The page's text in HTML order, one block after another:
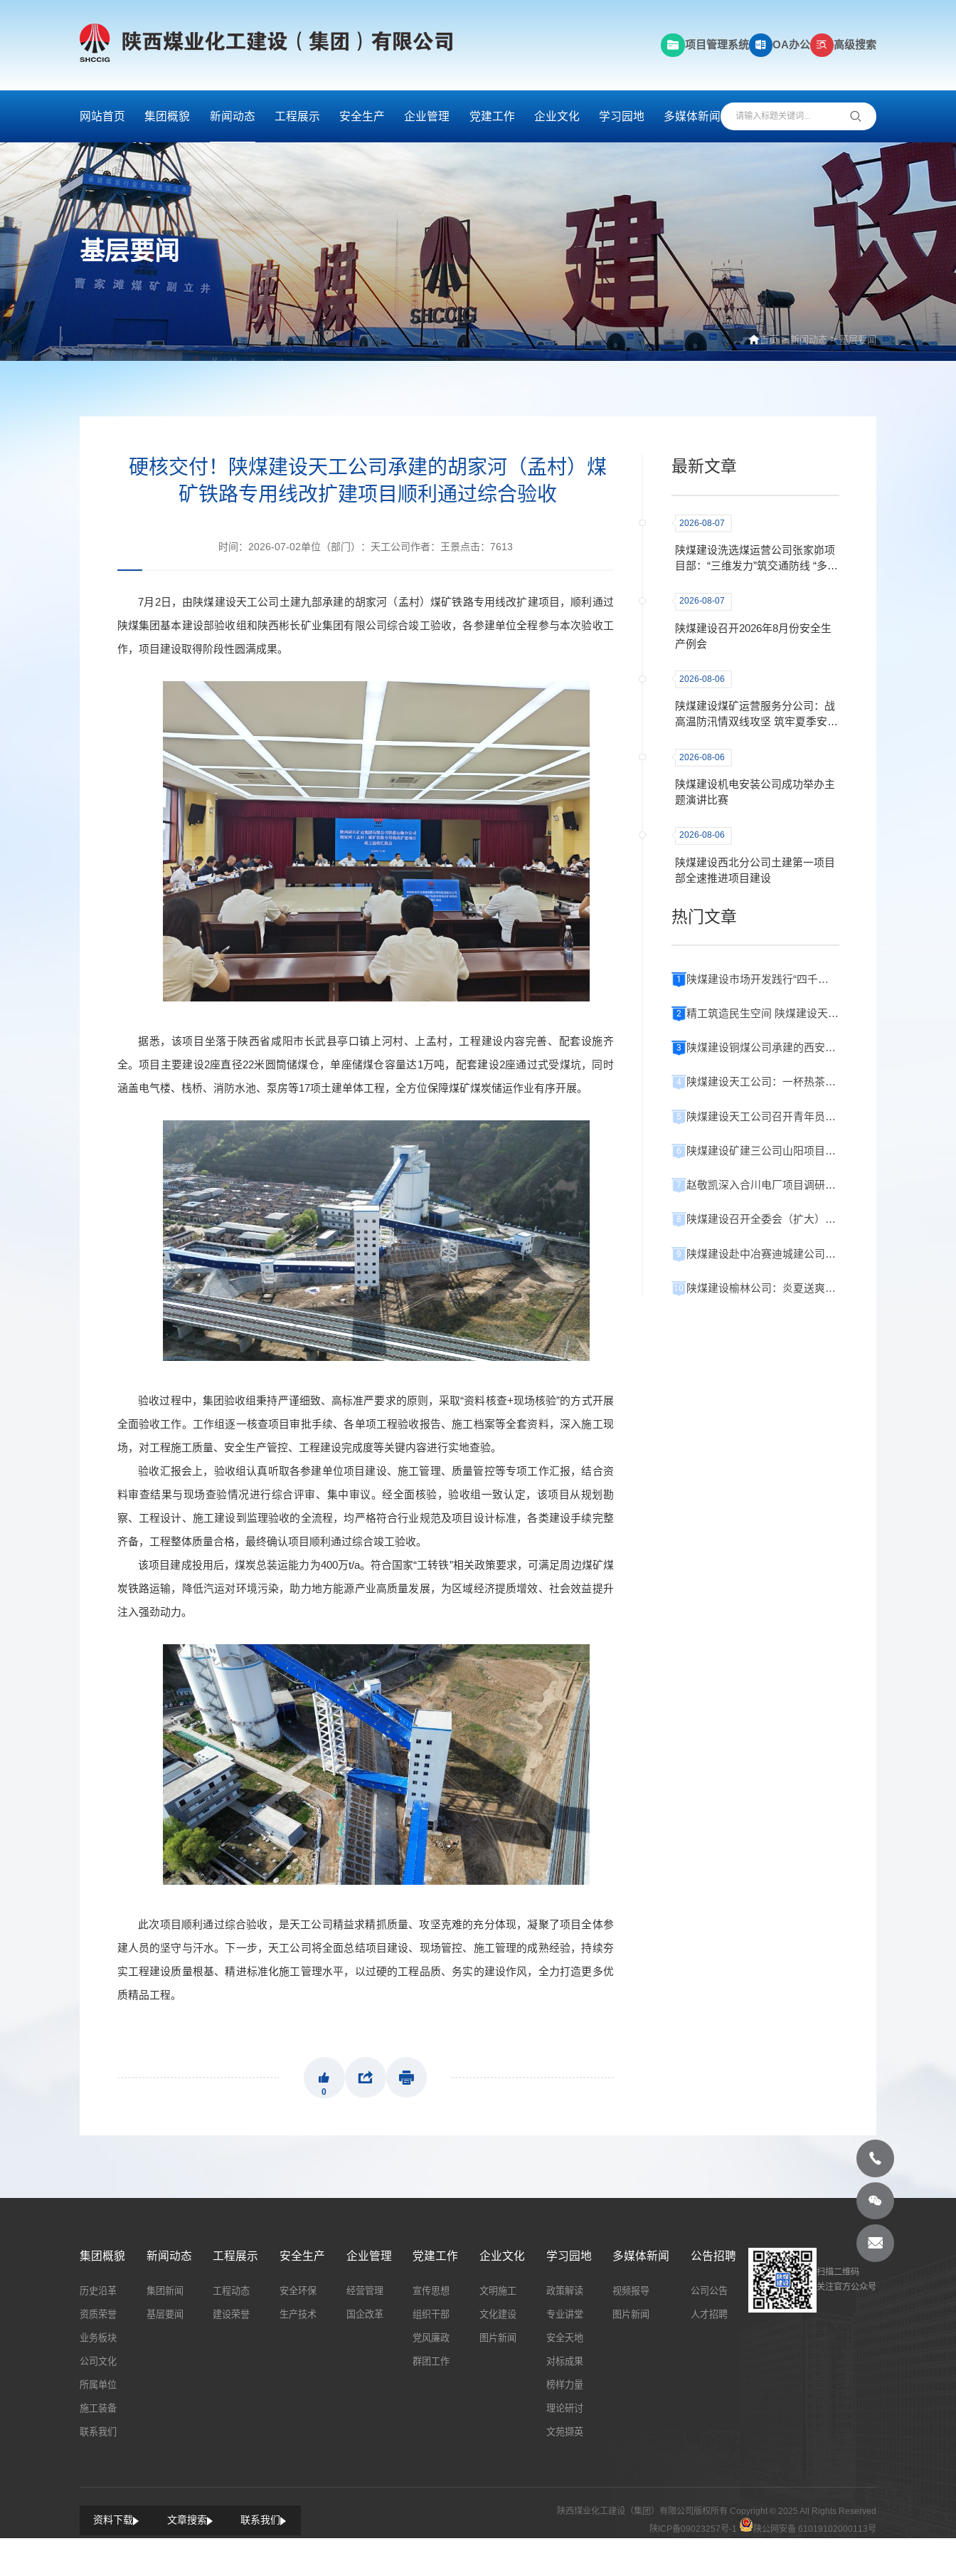
项目管理系统 OA办公 高级搜索
网站首页 集团概貌 新闻动态 工程展示 安全生产 企业管理 党建工作 企业文化 学习园地 多媒体新闻
基层要闻
首页>新闻动态>基层要闻
硬核交付！陕煤建设天工公司承建的胡家河（孟村）煤
矿铁路专用线改扩建项目顺利通过综合验收
时间： 2026-07-02单位（部门）： 天工公司作者： 王景点击： 7613
7月2日，由陕煤建设天工公司土建九部承建的胡家河（孟村）煤矿铁路专用线改扩建项目，顺利通过
陕煤集团基本建设部验收组和陕西彬长矿业集团有限公司综合竣工验收，各参建单位全程参与本次验收工
作，项目建设取得阶段性圆满成果。
据悉，该项目坐落于陕西省咸阳市长武县亭口镇上河村、上孟村，工程建设内容完善、配套设施齐
全。项目主要建设2座直径22米圆筒储煤仓，单座储煤仓容量达1万吨，配套建设2座通过式受煤坑，同时
涵盖电气楼、栈桥、消防水池、泵房等17项土建单体工程，全方位保障煤矿煤炭储运作业有序开展。
验收过程中，集团验收组秉持严谨细致、高标准严要求的原则，采取“资料核查+现场核验”的方式开展
全面验收工作。工作组逐一核查项目审批手续、各单项工程验收报告、施工档案等全套资料，深入施工现
场，对工程施工质量、安全生产管控、工程建设完成度等关键内容进行实地查验。
验收汇报会上，验收组认真听取各参建单位项目建设、施工管理、质量管控等专项工作汇报，结合资
料审查结果与现场查验情况进行综合评审、集中审议。经全面核验，验收组一致认定，该项目从规划勘
察、工程设计、施工建设到监理验收的全流程，均严格符合行业规范及项目设计标准，各类建设手续完整
齐备，工程整体质量合格，最终确认项目顺利通过综合竣工验收。
该项目建成投用后，煤炭总装运能力为400万t/a。符合国家“工转铁”相关政策要求，可满足周边煤矿煤
炭铁路运输，降低汽运对环境污染，助力地方能源产业高质量发展，为区域经济提质增效、社会效益提升
注入强劲动力。
此次项目顺利通过综合验收，是天工公司精益求精抓质量、攻坚克难的充分体现，凝聚了项目全体参
建人员的坚守与汗水。下一步，天工公司将全面总结项目建设、现场管控、施工管理的成熟经验，持续夯
实工程建设质量根基、精进标准化施工管理水平，以过硬的工程品质、务实的建设作风，全力打造更多优
质精品工程。
0
最新文章
2026-08-07
陕煤建设洗选煤运营公司张家峁项
目部：“三维发力”筑交通防线 “多措
2026-08-07
陕煤建设召开2026年8月份安全生
产例会
2026-08-06
陕煤建设煤矿运营服务分公司：战
高温防汛情双线攻坚 筑牢夏季安全
2026-08-06
陕煤建设机电安装公司成功举办主
题演讲比赛
2026-08-06
陕煤建设西北分公司土建第一项目
部全速推进项目建设
热门文章
1 陕煤建设市场开发践行“四千精神”攻坚纪实
2 精工筑造民生空间 陕煤建设天工公司承建榆林化学小厂前区餐厅正式开业！
3 陕煤建设铜煤公司承建的西安重装铜川煤机液压支架数字智能化生产车间项目全面开工
4 陕煤建设天工公司：一杯热茶暖人心 细微服务显真情
5 陕煤建设天工公司召开青年员工座谈会
6 陕煤建设矿建三公司山阳项目提升系统成功试运行
7 赵敬凯深入合川电厂项目调研指导工作
8 陕煤建设召开全委会（扩大）会议
9 陕煤建设赴中冶赛迪城建公司、重庆路之生科技公司开展座谈交流
10 陕煤建设榆林公司：炎夏送爽沁人心 情系一线促攻坚
集团概貌
历史沿革
资质荣誉
业务板块
公司文化
所属单位
施工装备
联系我们
新闻动态
集团新闻
基层要闻
工程展示
工程动态
建设荣誉
安全生产
安全环保
生产技术
企业管理
经营管理
国企改革
党建工作
宣传思想
组织干部
党风廉政
群团工作
企业文化
文明施工
文化建设
图片新闻
学习园地
政策解读
专业讲堂
安全天地
对标成果
榜样力量
理论研讨
文苑撷英
多媒体新闻
视频报导
图片新闻
公告招聘
公司公告
人才招聘
扫描二维码
关注官方公众号
资料下载 文章搜索 联系我们
陕西煤业化工建设（集团）有限公司版权所有 Copyright © 2025 All Rights Reserved
陕ICP备09023257号-1
陕公网安备 61019102000113号